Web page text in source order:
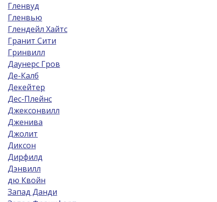
Гленвуд
Гленвью
Глендейл Хайтс
Гранит Сити
Гринвилл
Даунерс Гров
Де-Калб
Декейтер
Дес-Плейнс
Джексонвилл
Дженива
Джолит
Диксон
Дирфилд
Дэнвилл
дю Квойн
Запад Данди